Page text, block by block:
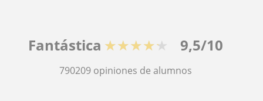
Fantástica ★★★★★ 9,5/10
790209 opiniones de alumnos